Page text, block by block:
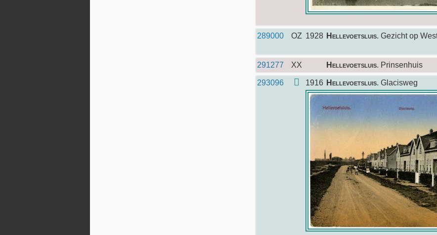
289000 OZ 1928 Hellevoetsluis. Gezicht op
291277 XX Hellevoetsluis. Prinsenhuis
293096 1916 Hellevoetsluis. Glacisweg